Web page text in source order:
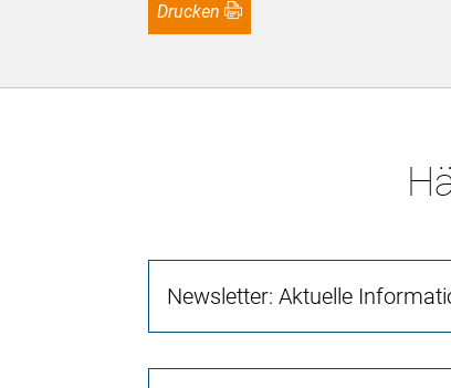
Drucken
Newsletter: Aktuelle